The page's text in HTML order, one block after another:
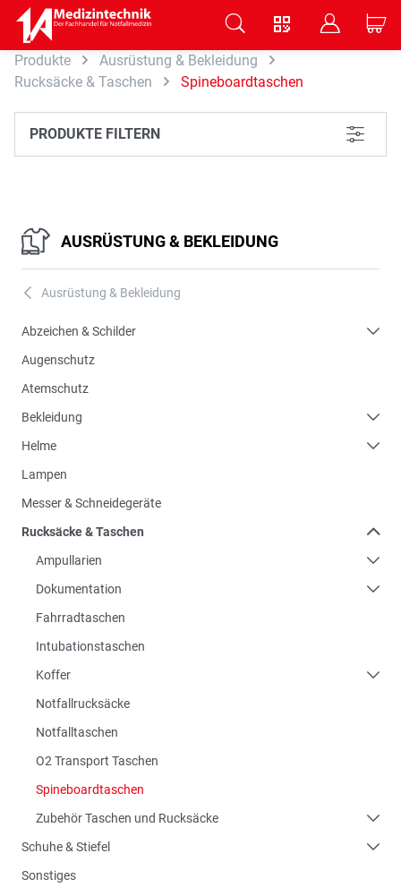
Zum Hauptinhalt springen
V B C
Produkte
Ausrüstung & Bekleidung
Rucksäcke & Taschen
Spineboardtaschen
PRODUKTE FILTERN L
AUSRÜSTUNG & BEKLEIDUNG
A Ausrüstung & Bekleidung
Abzeichen & Schilder
Augenschutz
Atemschutz
Bekleidung
Helme
Lampen
Messer & Schneidegeräte
Rucksäcke & Taschen
Ampullarien
Dokumentation
Fahrradtaschen
Intubationstaschen
Koffer
Notfallrucksäcke
Notfalltaschen
O2 Transport Taschen
Spineboardtaschen
Zubehör Taschen und Rucksäcke
Schuhe & Stiefel
Sonstiges